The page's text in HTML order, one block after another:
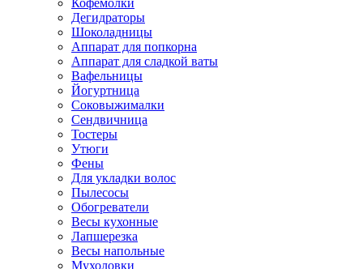
Кофемолки
Дегидраторы
Шоколадницы
Аппарат для попкорна
Аппарат для сладкой ваты
Вафельницы
Йогуртница
Соковыжималки
Сендвичница
Тостеры
Утюги
Фены
Для укладки волос
Пылесосы
Обогреватели
Весы кухонные
Лапшерезка
Весы напольные
Мухоловки